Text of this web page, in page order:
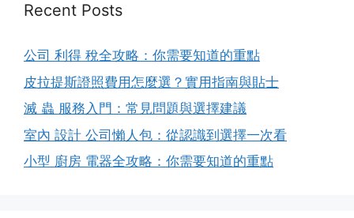
Recent Posts
公司 利得 稅全攻略：你需要知道的重點
皮拉提斯證照費用怎麼選？實用指南與貼士
滅 蟲 服務入門：常見問題與選擇建議
室內 設計 公司懶人包：從認識到選擇一次看
小型 廚房 電器全攻略：你需要知道的重點